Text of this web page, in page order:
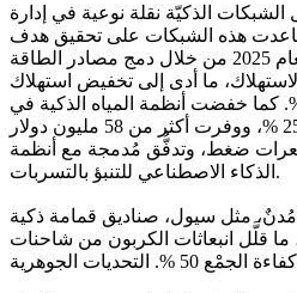
الذكيّة نقلة نوعية في إدارة
هذه الشبكات على تحقيق هدف
الحياد الكربوني بحلول العام 2025 من خلال دمج مصادر الطاقة
ما أدى إلى تخفيض استهلاك
في المباني العامة 25 %. كما خفضت أنظمة المياه الذكية في
برشلونة استهلاك المياه 25 %، ووفرت أكثر من 58 مليون دولار
ضغط، وتدفُّق مُدمجة مع أنظمة
الذكاء الاصطناعي للتنبؤ بالتسربات.
مُدنٌ، مثل سيول، صناديق قمامة ذكية
ما قلَّل انبعاثات الكربون من شاحنات